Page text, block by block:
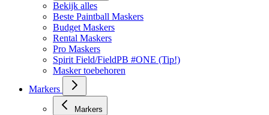
Bekijk alles
Beste Paintball Maskers
Budget Maskers
Rental Maskers
Pro Maskers
Spirit Field/FieldPB #ONE (Tip!)
Masker toebehoren
Markers
Markers